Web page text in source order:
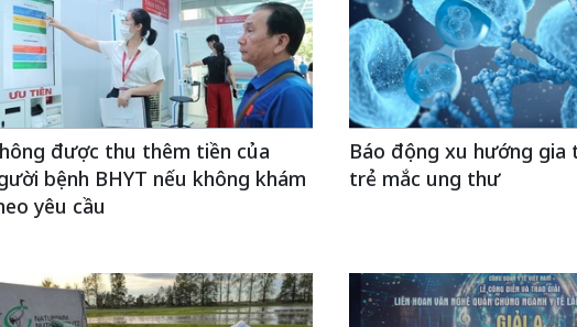
được thu thêm tiền của
bệnh BHYT nếu không khám
yêu cầu
Báo động xu hướng gia
trẻ mắc ung thư